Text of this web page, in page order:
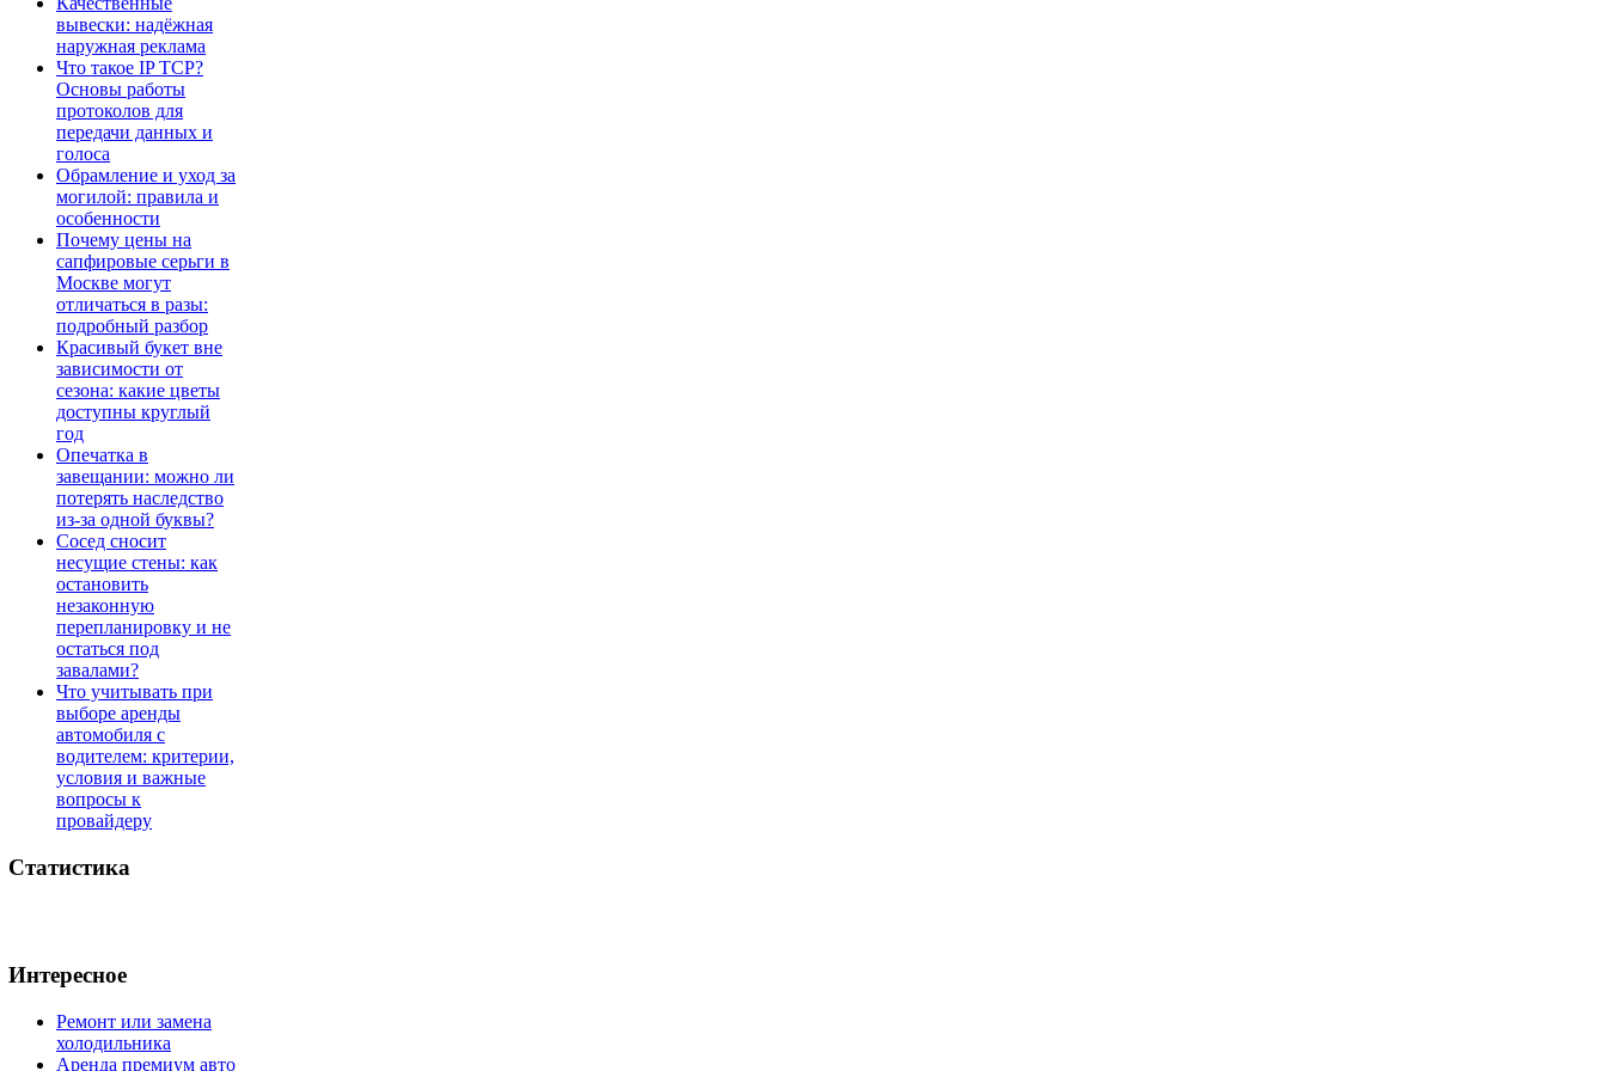
вывески: надёжная
наружная реклама
Что такое IP TCP?
Основы работы
протоколов для
передачи данных и
голоса
Обрамление и уход за
могилой: правила и
особенности
Почему цены на
сапфировые серьги в
Москве могут
отличаться в разы:
подробный разбор
Красивый букет вне
зависимости от
сезона: какие цветы
доступны круглый
год
Опечатка в
завещании: можно ли
потерять наследство
из-за одной буквы?
Сосед сносит
несущие стены: как
остановить
незаконную
перепланировку и не
остаться под
завалами?
Что учитывать при
выборе аренды
автомобиля с
водителем: критерии,
условия и важные
вопросы к
провайдеру
Статистика
Интересное
Ремонт или замена
холодильника
Аренда премиум авто